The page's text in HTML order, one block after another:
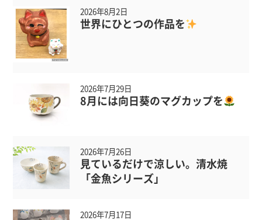
2026年8月2日
世界にひとつの作品を
2026年7月29日
8月には向日葵のマグカップを
2026年7月26日
見ているだけで涼しい。清水焼
「金魚シリーズ」
2026年7月17日